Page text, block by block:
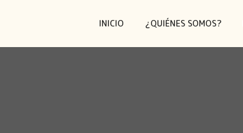
INICIO ¿QUIÉNES SOMOS?